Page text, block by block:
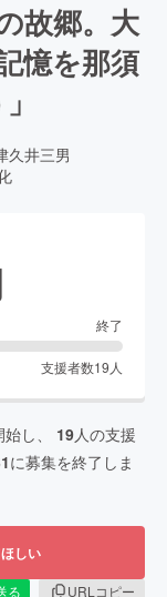
故郷。大
憶を那須
久井三男
終了
支援者数19 人
し、 19人の支援
に募集を終了しま
しい
る
URLコピー